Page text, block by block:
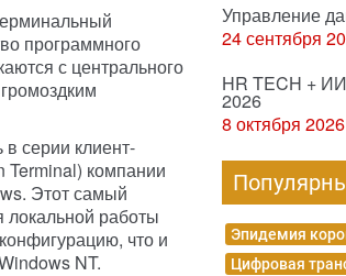
программного
с центрального
серии клиент-
компании
Этот самый
локальной работы
что и
NT.
Управление
24 сентября
HR TECH +
2026
8 октября 2026
Эпидемия
Цифровая